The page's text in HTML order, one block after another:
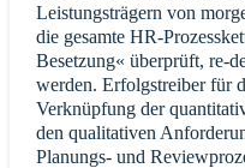
Leistungsträgern von
die gesamte HR-
Besetzung« überprüft, re-
werden. Erfolgstreiber für
Verknüpfung der
den qualitativen
Planungs- und